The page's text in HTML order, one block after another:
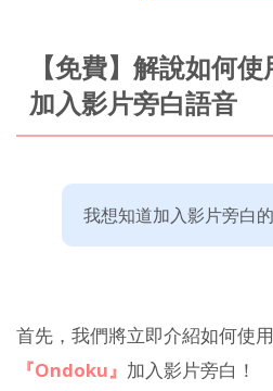
【免費】解說如何
加入影片旁白語音
我想知道加入影片旁白
首先，我們將立即介紹如何使
『Ondoku』 加入影片旁白！